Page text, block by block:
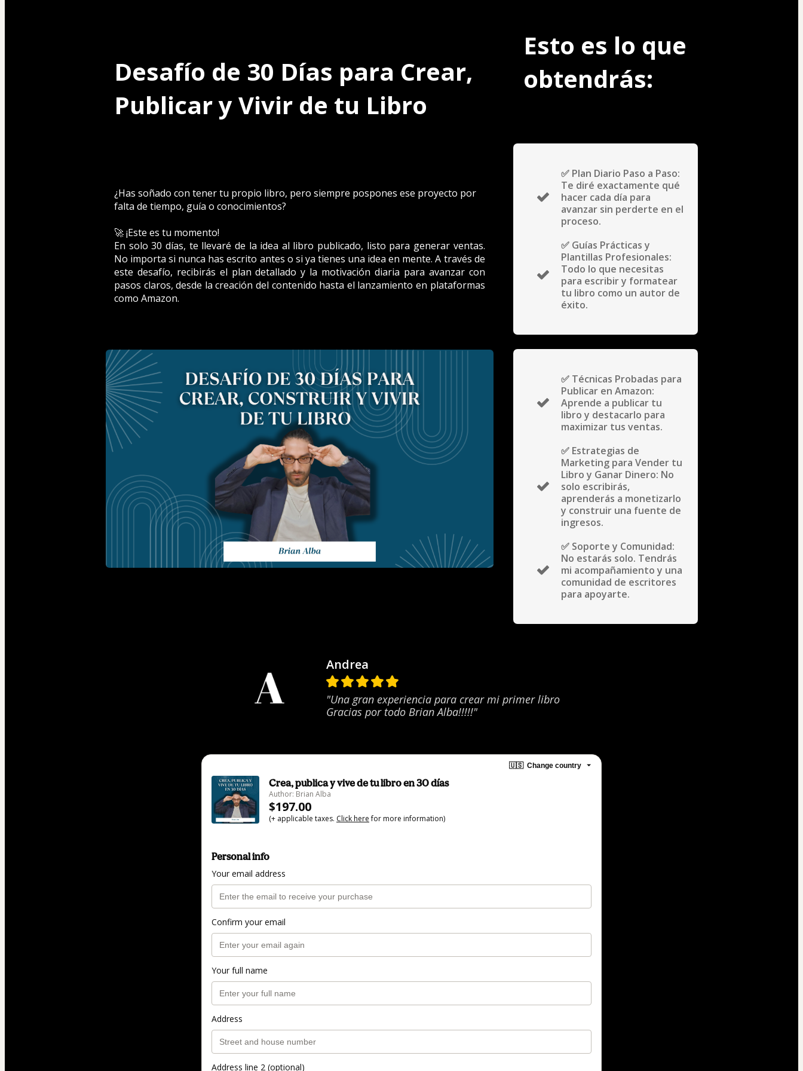
Desafío de 30 Días para Crear,
Publicar y Vivir de tu Libro
Esto es lo que
obtendrás:
¿Has soñado con tener tu propio libro, pero siempre pospones ese proyecto por
falta de tiempo, guía o conocimientos?
🚀 ¡Este es tu momento!
En solo 30 días, te llevaré de la idea al libro publicado, listo para generar ventas.
No importa si nunca has escrito antes o si ya tienes una idea en mente. A través de
este desafío, recibirás el plan detallado y la motivación diaria para avanzar con
pasos claros, desde la creación del contenido hasta el lanzamiento en plataformas
como Amazon.
✅ Plan Diario Paso a Paso:
Te diré exactamente qué
hacer cada día para
avanzar sin perderte en el
proceso.
✅ Guías Prácticas y
Plantillas Profesionales:
Todo lo que necesitas
para escribir y formatear
tu libro como un autor de
éxito.
✅ Técnicas Probadas para
Publicar en Amazon:
Aprende a publicar tu
libro y destacarlo para
maximizar tus ventas.
✅ Estrategias de
Marketing para Vender tu
Libro y Ganar Dinero: No
solo escribirás,
aprenderás a monetizarlo
y construir una fuente de
ingresos.
✅ Soporte y Comunidad:
No estarás solo. Tendrás
mi acompañamiento y una
comunidad de escritores
para apoyarte.
Andrea
"Una gran experiencia para crear mi primer libro
Gracias por todo Brian Alba!!!!!"
🇺🇸 Change country
Crea, publica y vive de tu libro en 30 días
Author: Brian Alba
$197.00
(+ applicable taxes. Click herefor more information)
Personal info
Your email address
Confirm your email
Your full name
Address
Address line 2 (optional)